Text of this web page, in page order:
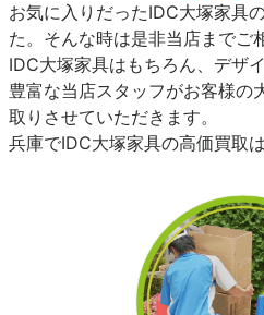
お気に入りだったIDC大塚家具
た。そんな時は是非当店までご
IDC大塚家具はもちろん、デザ
豊富な当店スタッフがお客様の
取りさせていただきます。
兵庫でIDC大塚家具の高価買取